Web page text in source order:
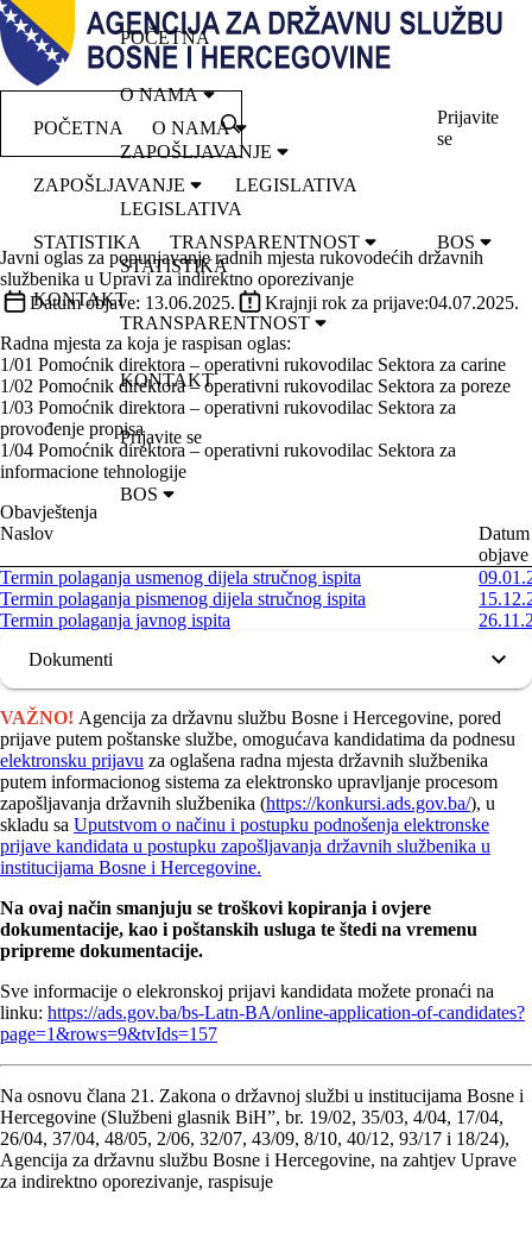
POČETNA O NAMA
ZAPOŠLJAVANJE LEGISLATIVA
STATISTIKA TRANSPARENTNOST
KONTAKT
Prijavite
se
BOS
Javni oglas za popunjavanje radnih mjesta rukovodećih državnih
službenika u Upravi za indirektno oporezivanje
Datum objave: 13.06.2025. Krajnji rok za prijave:04.07.2025.
Radna mjesta za koja je raspisan oglas:
1/01 Pomoćnik direktora – operativni rukovodilac Sektora za carine
1/02 Pomoćnik direktora – operativni rukovodilac Sektora za poreze
1/03 Pomoćnik direktora – operativni rukovodilac Sektora za
provođenje propisa
1/04 Pomoćnik direktora – operativni rukovodilac Sektora za
informacione tehnologije
Obavještenja
Naslov
Datum
objave
Termin polaganja usmenog dijela stručnog ispita
Termin polaganja pismenog dijela stručnog ispita
Termin polaganja javnog ispita
Dokumenti
VAŽNO! Agencija za državnu službu Bosne i Hercegovine, pored
prijave putem poštanske službe, omogućava kandidatima da podnesu
elektronsku prijavu za oglašena radna mjesta državnih službenika
putem informacionog sistema za elektronsko upravljanje procesom
zapošljavanja državnih službenika (https://konkursi.ads.gov.ba/), u
skladu sa Uputstvom o načinu i postupku podnošenja elektronske
prijave kandidata u postupku zapošljavanja državnih službenika u
institucijama Bosne i Hercegovine.
Na ovaj način smanjuju se troškovi kopiranja i ovjere
dokumentacije, kao i poštanskih usluga te štedi na vremenu
pripreme dokumentacije.
Sve informacije o elekronskoj prijavi kandidata možete pronaći na
linku: https://ads.gov.ba/bs-Latn-BA/online-application-of-candidates?
page=1&rows=9&tvIds=157
Na osnovu člana 21. Zakona o državnoj službi u institucijama Bosne i
Hercegovine (Službeni glasnik BiH”, br. 19/02, 35/03, 4/04, 17/04,
26/04, 37/04, 48/05, 2/06, 32/07, 43/09, 8/10, 40/12, 93/17 i 18/24),
Agencija za državnu službu Bosne i Hercegovine, na zahtjev Uprave
za indirektno oporezivanje, raspisuje
POČETNA
O NAMA
ZAPOŠLJAVANJE
LEGISLATIVA
STATISTIKA
TRANSPARENTNOST
KONTAKT
Prijavite se
BOS